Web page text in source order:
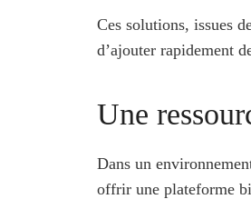
Ces solutions, issues
d’ajouter rapidement
Une
Dans un
offrir une plateforme